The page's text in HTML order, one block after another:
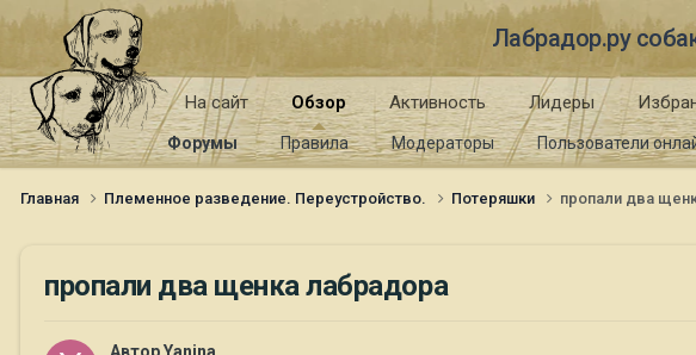
Лабрадор.ру
На сайт Обзор
Форумы Правила Модераторы Пользователи
Активность Лидеры
Главная Племенное разведение. Переустройство. Потеряшки пропали два
пропали два щенка лабрадора